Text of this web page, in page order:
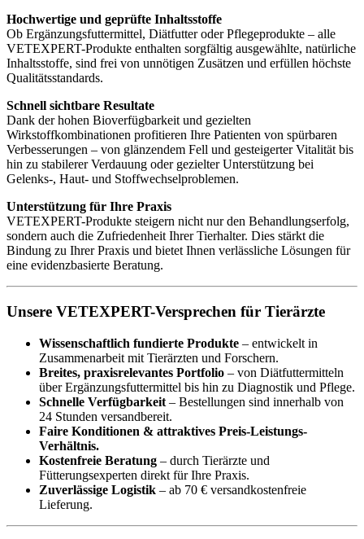
Hochwertige und geprüfte Inhaltsstoffe
Ob Ergänzungsfuttermittel, Diätfutter oder Pflegeprodukte – alle
VETEXPERT-Produkte enthalten sorgfältig ausgewählte, natürliche
Inhaltsstoffe, sind frei von unnötigen Zusätzen und erfüllen höchste
Qualitätsstandards.
Schnell sichtbare Resultate
Dank der hohen Bioverfügbarkeit und gezielten
Wirkstoffkombinationen profitieren Ihre Patienten von spürbaren
Verbesserungen – von glänzendem Fell und gesteigerter Vitalität bis
hin zu stabilerer Verdauung oder gezielter Unterstützung bei
Gelenks-, Haut- und Stoffwechselproblemen.
Unterstützung für Ihre Praxis
VETEXPERT-Produkte steigern nicht nur den Behandlungserfolg,
sondern auch die Zufriedenheit Ihrer Tierhalter. Dies stärkt die
Bindung zu Ihrer Praxis und bietet Ihnen verlässliche Lösungen für
eine evidenzbasierte Beratung.
Unsere VETEXPERT-Versprechen für Tierärzte
Wissenschaftlich fundierte Produkte – entwickelt in
Zusammenarbeit mit Tierärzten und Forschern.
Breites, praxisrelevantes Portfolio – von Diätfuttermitteln
über Ergänzungsfuttermittel bis hin zu Diagnostik und Pflege.
Schnelle Verfügbarkeit – Bestellungen sind innerhalb von
24 Stunden versandbereit.
Faire Konditionen & attraktives Preis-Leistungs-
Verhältnis.
Kostenfreie Beratung – durch Tierärzte und
Fütterungsexperten direkt für Ihre Praxis.
Zuverlässige Logistik – ab 70 € versandkostenfreie
Lieferung.